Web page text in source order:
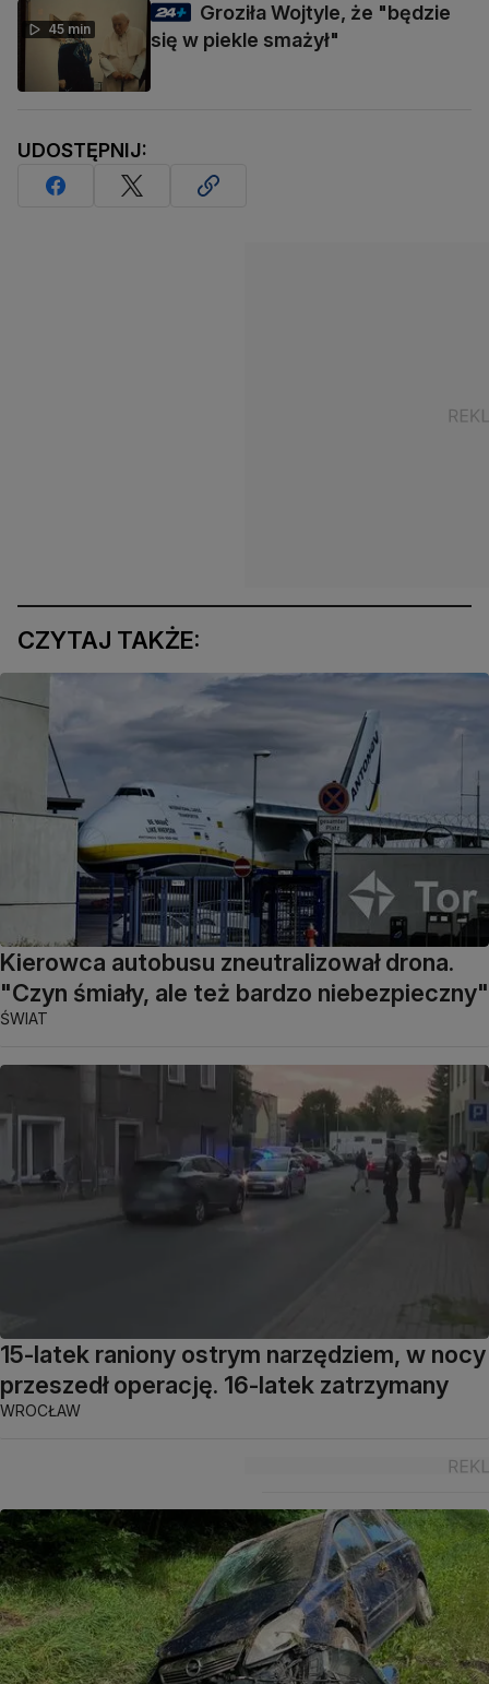
45 min
Groziła Wojtyle, że "będzie
się w piekle smażył"
UDOSTĘPNIJ:
CZYTAJ TAKŻE:
Kierowca autobusu zneutralizował drona.
"Czyn śmiały, ale też bardzo niebezpieczny"
ŚWIAT
15-latek raniony ostrym narzędziem, w nocy
przeszedł operację. 16-latek zatrzymany
WROCŁAW